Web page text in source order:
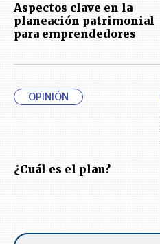
Aspectos clave en la
planeación patrimonial
para emprendedores
OPINIÓN
¿Cuál es el plan?